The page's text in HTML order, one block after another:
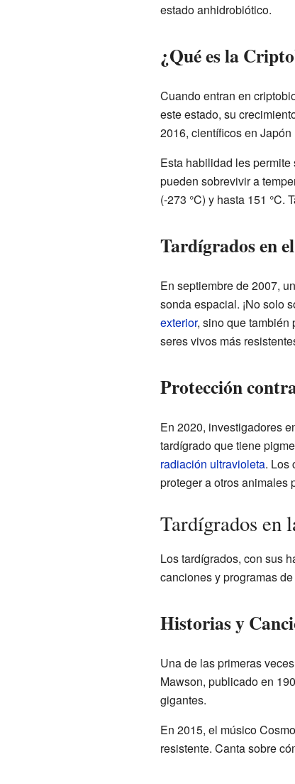
estado anhidrobiótico.
¿Qué es la
Cuando entran en
este estado, su
2016, científicos en
Esta habilidad les
pueden sobrevivir a
(-273 °C) y hasta 151 °C.
Tardígrados en
En septiembre de 2007,
sonda espacial. ¡No solo
exterior, sino que también
seres vivos más
Protección
En 2020, investigadores
tardígrado que tiene
radiación ultravioleta. Los
proteger a otros animales
Tardígrados en
Los tardígrados, con sus
canciones y programas
Historias y
Una de las primeras
Mawson, publicado en
gigantes.
En 2015, el músico
resistente. Canta sobre